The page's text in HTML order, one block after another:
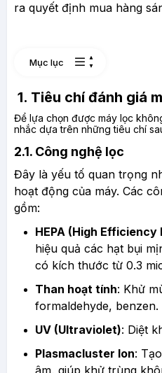
ra quyết định mua hàng
Mục lục
1. Tiêu chí đánh giá
Để lựa chọn được máy lọc
nhắc dựa trên những tiêu chí
2.1. Công nghệ lọc
Đây là yếu tố quan trọng
hoạt động của máy. Các
gồm:
HEPA (High
hiệu quả các hạt bụi
có kích thước từ 0.3
Than hoạt tính: Khử
formaldehyde, benzen.
UV (Ultraviolet): Diệt
Plasmacluster Ion:
âm, giúp khử trùng